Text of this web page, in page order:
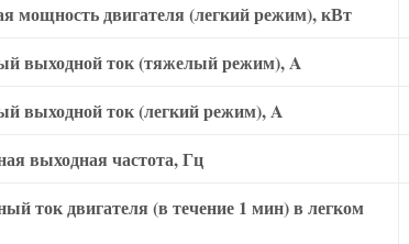
мощность двигателя (легкий режим), кВт
выходной ток (тяжелый режим), A
выходной ток (легкий режим), A
выходная частота, Гц
ток двигателя (в течение 1 мин) в легком